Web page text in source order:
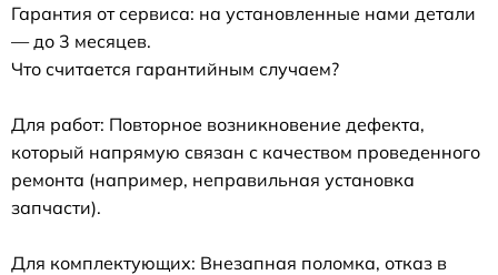
Гарантия от сервиса: на установленные нами детали
— до 3 месяцев.
Что считается гарантийным случаем?
Для работ: Повторное возникновение дефекта,
который напрямую связан с качеством проведенного
ремонта (например, неправильная установка
запчасти).
Для комплектующих: Внезапная поломка, отказ в